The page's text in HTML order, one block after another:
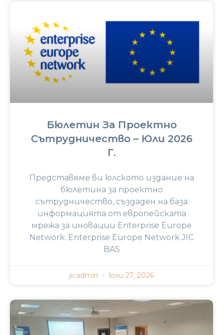
Бюлетин За Проектно
Сътрудничество – Юли 2026
Г.
Представяме ви юлското издание на
бюлетина за проектно
сътрудничество, създаден на база
информацията от европейската
мрежа за иновации Enterprise Europe
Network: Enterprise Europe Network JIC
BAS
jicadmin юли 27, 2026